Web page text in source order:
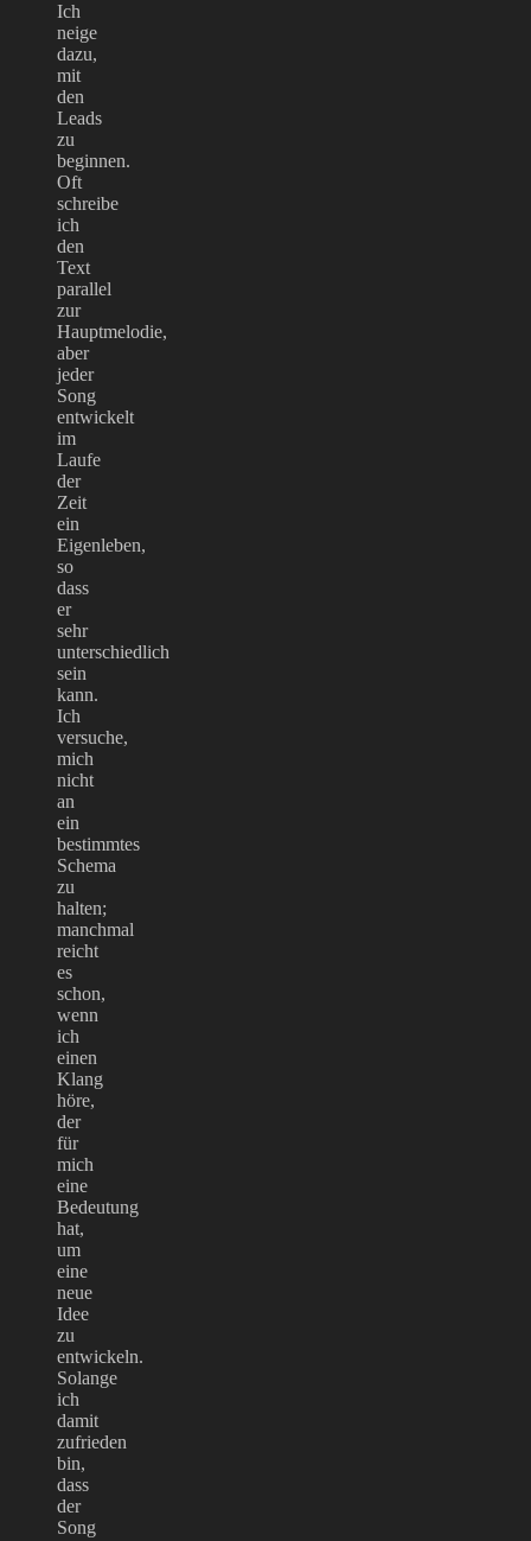
Ich
neige
dazu,
mit
den
Leads
zu
beginnen.
Oft
schreibe
ich
den
Text
parallel
zur
Hauptmelodie,
aber
jeder
Song
entwickelt
im
Laufe
der
Zeit
ein
Eigenleben,
so
dass
er
sehr
unterschiedlich
sein
kann.
Ich
versuche,
mich
nicht
an
ein
bestimmtes
Schema
zu
halten;
manchmal
reicht
es
schon,
wenn
ich
einen
Klang
höre,
der
für
mich
eine
Bedeutung
hat,
um
eine
neue
Idee
zu
entwickeln.
Solange
ich
damit
zufrieden
bin,
dass
der
Song